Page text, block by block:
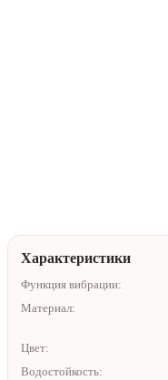
Характеристики
Функция вибрации:
Материал:
Цвет:
Водостойкость: